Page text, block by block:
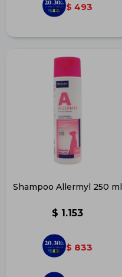
$ 493
Shampoo Allermyl 250 ml
$ 1.153
$ 833